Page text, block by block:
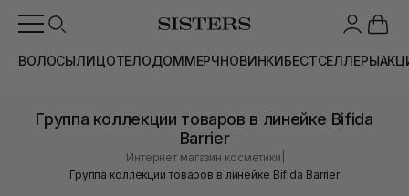
ВОЛОСЫЛИЦОТЕЛОДОММЕРЧНОВИНКИБЕСТСЕЛЛЕРЫ
Группа коллекции товаров в линейке Bifida
Barrier
Интернет магазин косметики
Группа коллекции товаров в линейке Bifida Barrier